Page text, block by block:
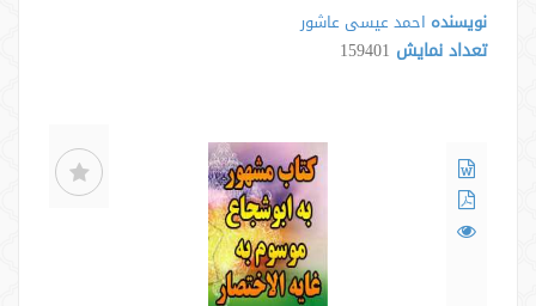
نویسنده احمد عیسی عاشور
تعداد نمایش 159401